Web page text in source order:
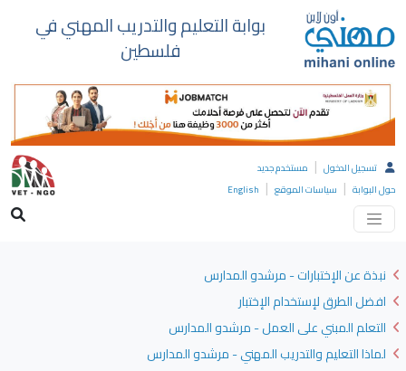
بوابة التعليم والتدريب المهني في
فلسطين
تسجيل الدخول | مستخدم جديد
حول البوابة | سياسات الموقع |
English
نبذة عن الإختبارات - مرشدو المدارس
افضل الطرق لإستخدام الإختبار
التعلم المبني على العمل - مرشدو المدارس
لماذا التعليم والتدريب المهني - مرشدو المدارس